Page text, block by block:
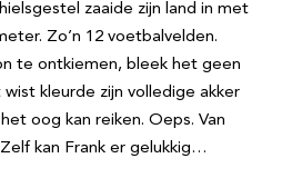
zaaide zijn land in met
Zo’n 12 voetbalvelden.
te ontkiemen, bleek het geen
kleurde zijn volledige akker
oog kan reiken. Oeps. Van
kan Frank er gelukkig…